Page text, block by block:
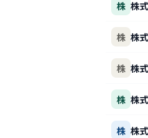
株 株
株 株
株 株
株 株
株 株